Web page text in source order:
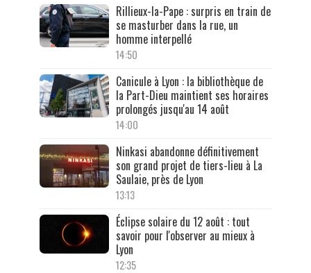
Rillieux-la-Pape : surpris en train de
se masturber dans la rue, un
homme interpellé
14:50
Canicule à Lyon : la bibliothèque de
la Part-Dieu maintient ses horaires
prolongés jusqu'au 14 août
14:00
Ninkasi abandonne définitivement
son grand projet de tiers-lieu à La
Saulaie, près de Lyon
13:13
Éclipse solaire du 12 août : tout
savoir pour l'observer au mieux à
Lyon
12:35